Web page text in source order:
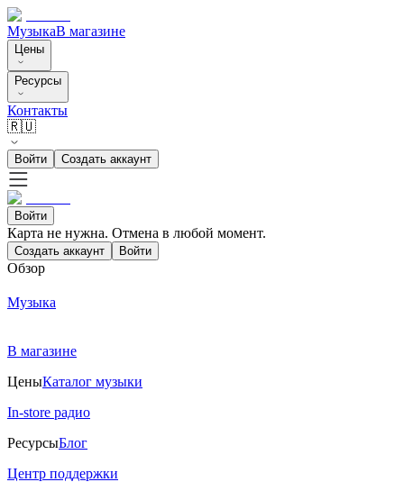
МузыкаВ магазине
Цены
Ресурсы
Контакты
🇷🇺
Войти Создать аккаунт
Войти
Карта не нужна. Отмена в любой момент.
Создать аккаунт Войти
Обзор
Музыка
В магазине
ЦеныКаталог музыки
In-store радио
РесурсыБлог
Центр поддержки